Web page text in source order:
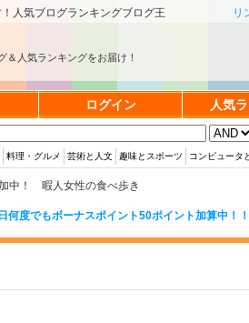
人気ブログランキングブログ王 リ
＆人気ランキングをお届け！
ログイン 人気
料理・グルメ 芸術と人文 趣味とスポーツ コンピュータ
中！ 暇人女性の食べ歩き
何度でもボーナスポイント50ポイント加算中！！